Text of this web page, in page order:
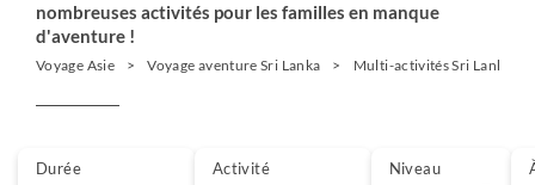
nombreuses activités pour les familles en manque
d'aventure !
Voyage Asie Voyage aventure Sri Lanka Multi-activités Sri Lanka
Durée Activité Niveau